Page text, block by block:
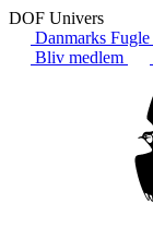
DOF Univers
Danmarks Fugle
Bliv medlem